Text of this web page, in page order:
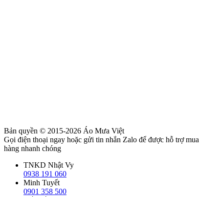
Bản quyền © 2015-2026 Áo Mưa Việt
Gọi điện thoại ngay hoặc gửi tin nhắn Zalo để được hỗ trợ mua
hàng nhanh chóng
TNKD Nhật Vy
0938 191 060
Minh Tuyết
0901 358 500